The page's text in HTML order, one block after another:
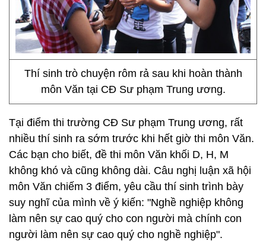
Thí sinh trò chuyện rôm rả sau khi hoàn thành
môn Văn tại CĐ Sư phạm Trung ương.
Tại điểm thi trường CĐ Sư phạm Trung ương, rất
nhiều thí sinh ra sớm trước khi hết giờ thi môn Văn.
Các bạn cho biết, đề thi môn Văn khối D, H, M
không khó và cũng không dài. Câu nghị luận xã hội
môn Văn chiếm 3 điểm, yêu cầu thí sinh trình bày
suy nghĩ của mình về ý kiến: "Nghề nghiệp không
làm nên sự cao quý cho con người mà chính con
người làm nên sự cao quý cho nghề nghiệp".